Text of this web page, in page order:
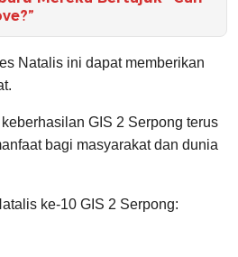
Natalis ini dapat memberikan
GIS 2 Serpong terus
bagi masyarakat dan dunia
ke-10 GIS 2 Serpong: